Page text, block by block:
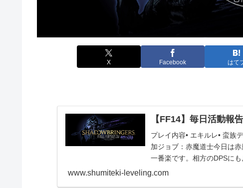
X Facebook はて
【FF14】毎日活動報
プレイ内容• エキルレ• 蛮族
加ジョブ：赤魔道士今日は
一番楽です。相方のDPSに
時が一番体感...
www.shumiteki-leveling.com